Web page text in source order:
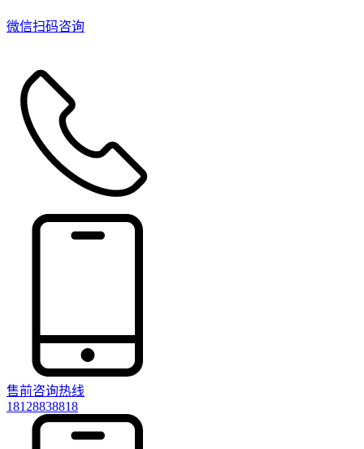
微信扫码咨询
售前咨询热线
18128838818